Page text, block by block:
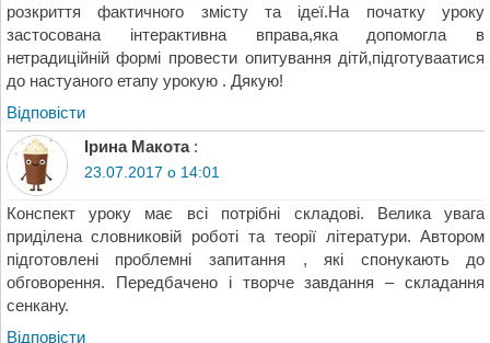
розкриття фактичного змісту та ідеї.На початку уроку
застосована інтерактивна вправа,яка допомогла в
нетрадиційній формі провести опитування дітй,підготуваатися
до настуаного етапу урокую . Дякую!
Відповіcти
Ірина Макота :
23.07.2017 о 14:01
Конспект уроку має всі потрібні складові. Велика увага
приділена словниковій роботі та теорії літератури. Автором
підготовлені проблемні запитання , які спонукають до
обговорення. Передбачено і творче завдання – складання
сенкану.
Відповіcти